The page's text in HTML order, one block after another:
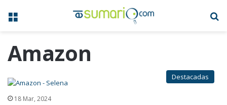
Menú
Amazon
Destacadas
18 Mar, 2024